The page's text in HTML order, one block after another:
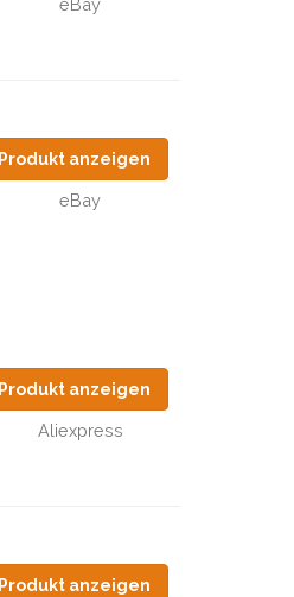
eBay
Produkt anzeigen
eBay
Produkt anzeigen
Aliexpress
Produkt anzeigen